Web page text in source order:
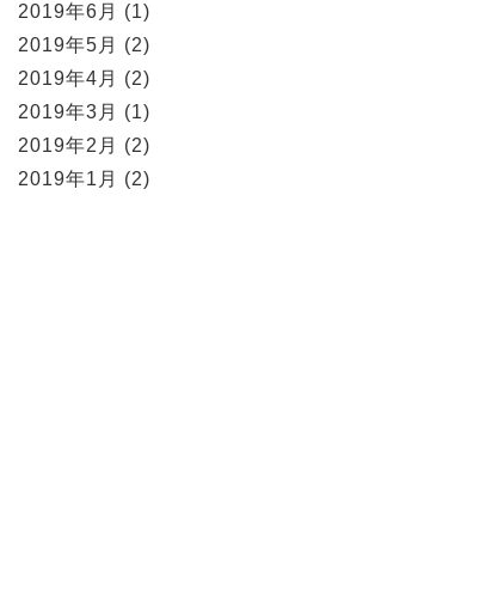
2019年6月
(1)
2019年5月
(2)
2019年4月
(2)
2019年3月
(1)
2019年2月
(2)
2019年1月
(2)